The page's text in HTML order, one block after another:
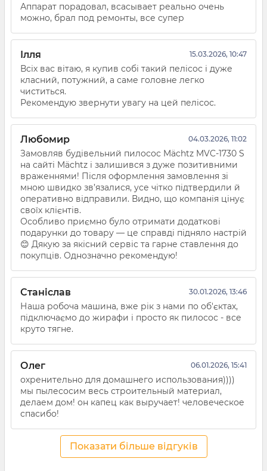
Аппарат порадовал, всасывает реально очень
можно, брал под ремонты, все супер
Ілля 15.03.2026, 10:47
Всіх вас вітаю, я купив собі такий пелісос і дуже
класний, потужний, а саме головне легко
чиститься.
Рекомендую звернути увагу на цей пелісос.
Любомир 04.03.2026, 11:02
Замовляв будівельний пилосос Mächtz MVC-1730 S
на сайті Mächtz і залишився з дуже позитивними
враженнями! Після оформлення замовлення зі
мною швидко зв’язалися, усе чітко підтвердили й
оперативно відправили. Видно, що компанія цінує
своїх клієнтів.
Особливо приємно було отримати додаткові
подарунки до товару — це справді підняло настрій
😊 Дякую за якісний сервіс та гарне ставлення до
покупців. Однозначно рекомендую!
Станіслав 30.01.2026, 13:46
Наша робоча машина, вже рік з нами по об'єктах,
підключаємо до жирафи і просто як пилосос - все
круто тягне.
Олег 06.01.2026, 15:41
охренительно для домашнего использования))))
мы пылесосим весь строительный материал,
делаем дом! он капец как выручает! человеческое
спасибо!
Показати більше відгуків